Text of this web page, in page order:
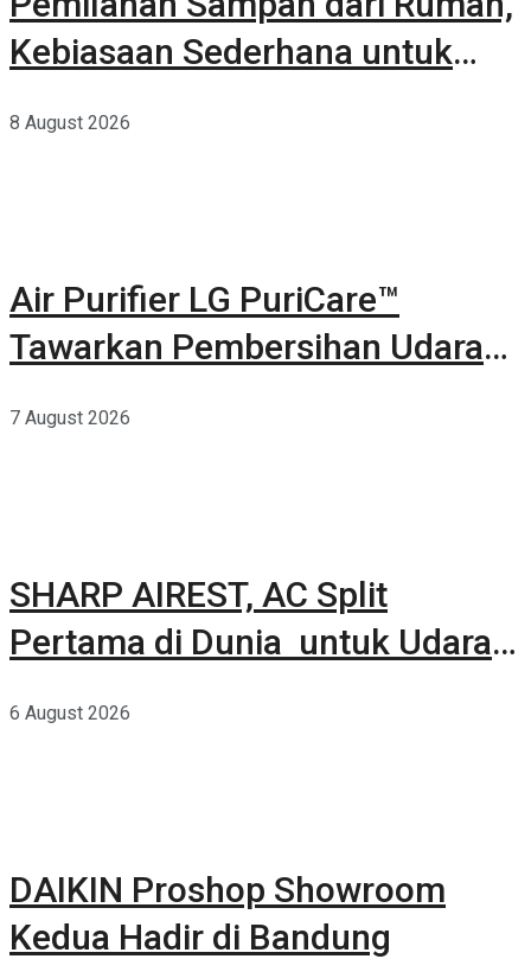
Kebiasaan Sederhana untuk
8 August 2026
Air Purifier LG PuriCare™
Tawarkan Pembersihan Udara
7 August 2026
SHARP AIREST, AC Split
Pertama di Dunia untuk Udara
6 August 2026
DAIKIN Proshop Showroom
Kedua Hadir di Bandung